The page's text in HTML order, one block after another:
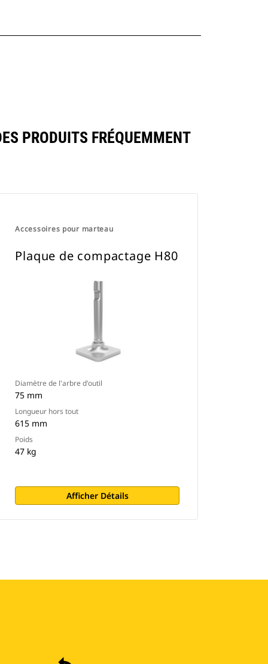
PRODUITS FRÉQUEMMENT
Accessoires pour marteau
Plaque de compactage H80
Diamètre de l'arbre d'outil
75 mm
Longueur hors tout
615 mm
Poids
47 kg
Afficher Détails